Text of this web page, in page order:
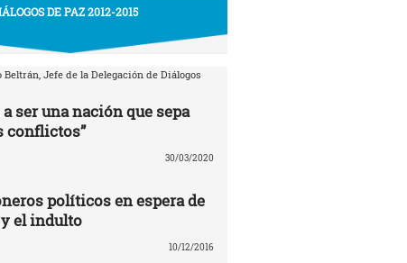
DE PAZ 2012-2015
Jefe de la Delegación de Diálogos
ser una nación que sepa
conflictos”
30/03/2020
políticos en espera de
el indulto
10/12/2016